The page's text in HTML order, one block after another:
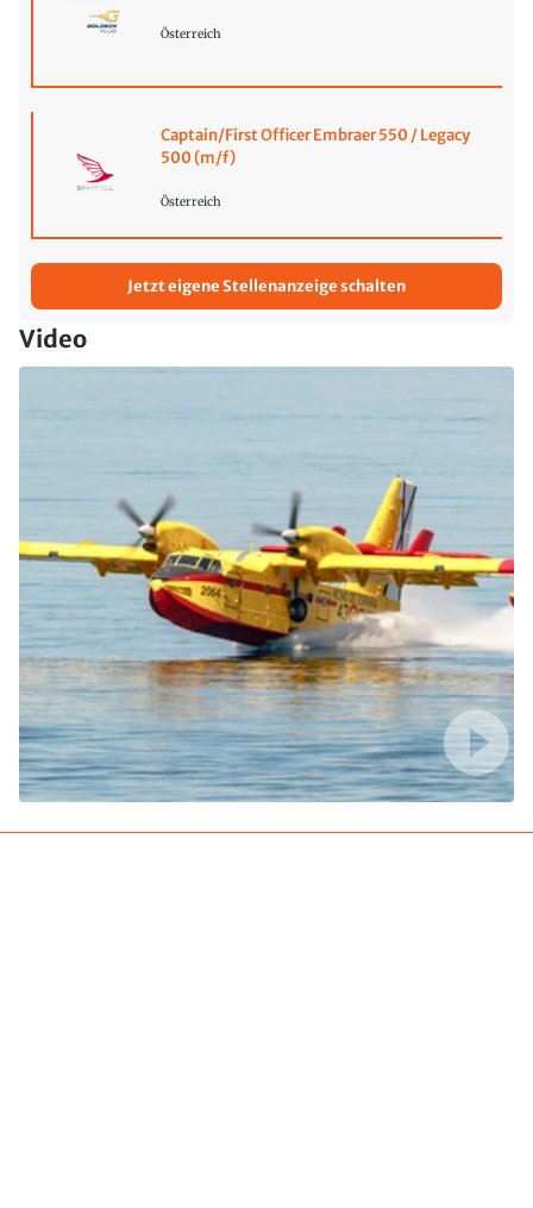
Österreich
Captain/First Officer Embraer 550 / Legacy
500 (m/f)
Österreich
Jetzt eigene Stellenanzeige schalten
Video